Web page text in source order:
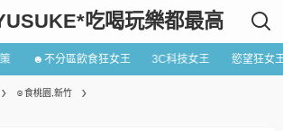
吃喝玩樂都最高
☻不分區飲食狂女王 3C科技女王 慾望狂女
☺食桃園,新竹